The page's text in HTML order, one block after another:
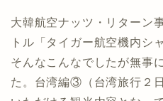
大韓航空ナッツ・リターン
トル「タイガー航空機内シ
そんなこんなでしたが無事
た。台湾編③（台湾旅行２